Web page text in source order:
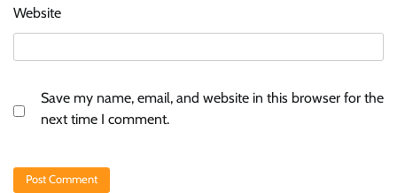
Website
Save my name, email, and website in this browser for the
next time I comment.